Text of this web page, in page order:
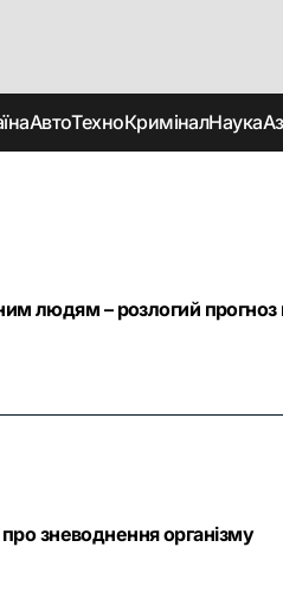
АвтоТехноКриміналНаука
людям – розлогий прогноз
про зневоднення організму